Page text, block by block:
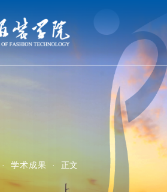
·学术成果 · 正文